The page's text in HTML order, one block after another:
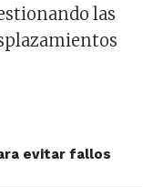
las
evitar fallos